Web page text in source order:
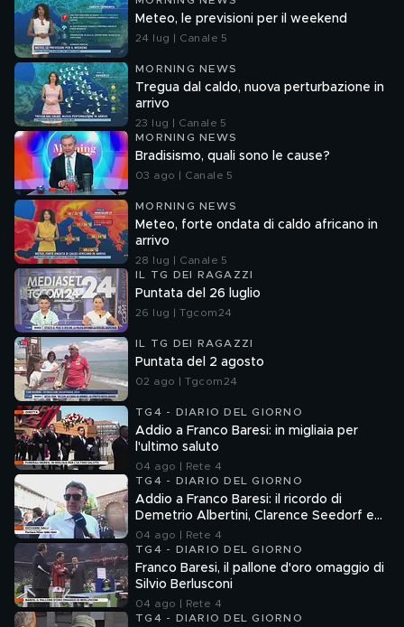
Meteo, le previsioni per il weekend
24 lug | Canale 5
MORNING NEWS
Tregua dal caldo, nuova perturbazione in
arrivo
23 lug | Canale 5
MORNING NEWS
Bradisismo, quali sono le cause?
03 ago | Canale 5
MORNING NEWS
Meteo, forte ondata di caldo africano in
arrivo
28 lug | Canale 5
IL TG DEI RAGAZZI
Puntata del 26 luglio
26 lug | Tgcom24
IL TG DEI RAGAZZI
Puntata del 2 agosto
02 ago | Tgcom24
TG4 - DIARIO DEL GIORNO
Addio a Franco Baresi: in migliaia per
l'ultimo saluto
04 ago | Rete 4
TG4 - DIARIO DEL GIORNO
Addio a Franco Baresi: il ricordo di
Demetrio Albertini, Clarence Seedorf e
Giovanni Galli
04 ago | Rete 4
TG4 - DIARIO DEL GIORNO
Franco Baresi, il pallone d'oro omaggio di
Silvio Berlusconi
04 ago | Rete 4
TG4 - DIARIO DEL GIORNO